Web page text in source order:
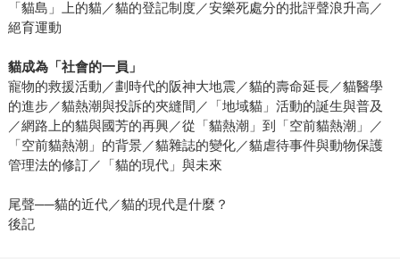
「貓島」上的貓／貓的登記制度／安樂死處分的批評聲浪升高／
絕育運動
貓成為「社會的一員」
寵物的救援活動／劃時代的阪神大地震／貓的壽命延長／貓醫學
的進步／貓熱潮與投訴的夾縫間／「地域貓」活動的誕生與普及
／網路上的貓與國芳的再興／從「貓熱潮」到「空前貓熱潮」／
「空前貓熱潮」的背景／貓雜誌的變化／貓虐待事件與動物保護
管理法的修訂／「貓的現代」與未來
尾聲──貓的近代／貓的現代是什麼？
後記